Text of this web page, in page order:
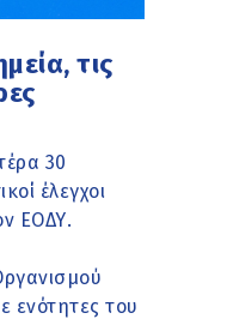
τις
30
έλεγχοι
ΕΟΔΥ.
ενότητες του